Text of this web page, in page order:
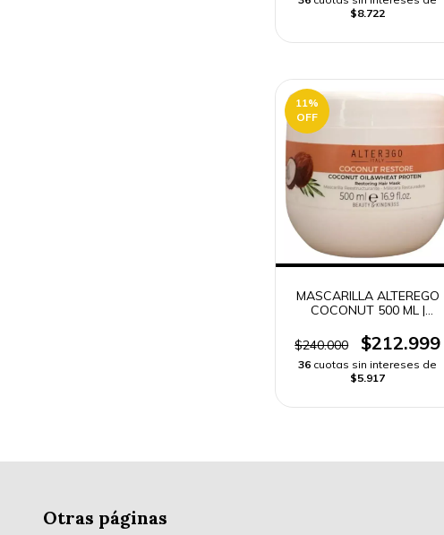
$8.722
11%
OFF
MASCARILLA ALTEREGO
COCONUT 500 ML |
$240.000
$212.999
36 cuotas sin intereses de
$5.917
Otras páginas